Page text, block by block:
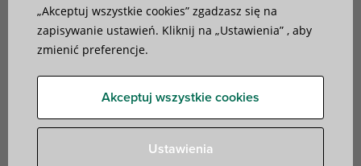
do konstruowania punktów stałych lub
mocowania antywibracyjnego urządzeń
„Akceptuj wszystkie cookies” zgadzasz się na
zapisywanie ustawień. Kliknij na „Ustawienia” , aby
zmienić preferencje.
Akceptuj wszystkie cookies
Ustawienia